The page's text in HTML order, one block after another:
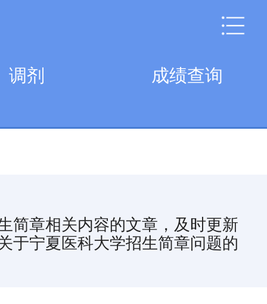
调剂
成绩查询
简章相关内容的文章，及时更新
于宁夏医科大学招生简章问题的